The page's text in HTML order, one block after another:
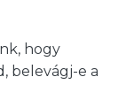
hogy
belevágj-e a